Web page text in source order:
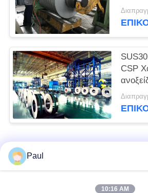
CSP
Λαϊκή κατηγορία
Paul
10:16 AM